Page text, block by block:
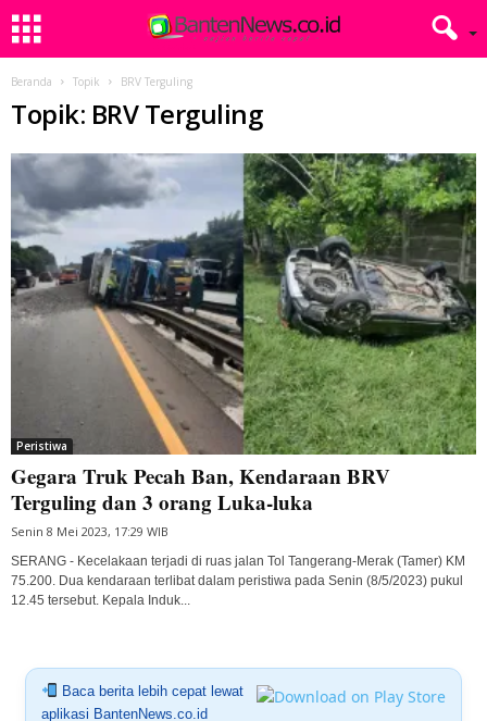
Beranda Topik BRV Terguling
Topik: BRV Terguling
Peristiwa
Gegara Truk Pecah Ban, Kendaraan BRV
Terguling dan 3 orang Luka-luka
Senin 8 Mei 2023, 17:29 WIB
SERANG - Kecelakaan terjadi di ruas jalan Tol Tangerang-Merak (Tamer) KM
75.200. Dua kendaraan terlibat dalam peristiwa pada Senin (8/5/2023) pukul
12.45 tersebut. Kepala Induk...
Baca berita lebih cepat lewat
aplikasi BantenNews.co.id